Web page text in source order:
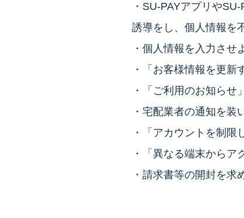
・SU-PAYアプリや
誘導をし、個人情報を
・個人情報を入力させ
・「お客様情報を更
・「ご利用のお知ら
・宅配業者の通知を
・「アカウントを制
・「異なる端末から
・請求書等の開封を求